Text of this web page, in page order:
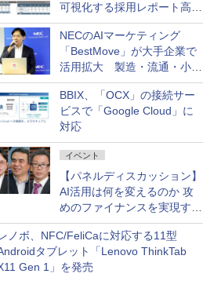
可視化する採用レポート高速
化サービスを提供
NECのAIマーケティング
「BestMove」が大手企業で
活用拡大 製造・流通・小売
企業・広告代理店などが実装
フェーズへ
BBIX、「OCX」の接続サー
ビスで「Google Cloud」に
対応
イベント
【パネルディスカッション】
AI活用は何を変えるのか 攻
めのファイナンスを実現する
業務設計とマインドセット変
革
ノボ、NFC/FeliCaに対応する11型
タブレット「Lenovo ThinkTab
Gen 1」を発売